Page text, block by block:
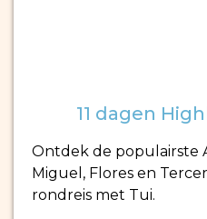
11 dagen
Ontdek de populairste
Miguel, Flores en
rondreis met Tui.